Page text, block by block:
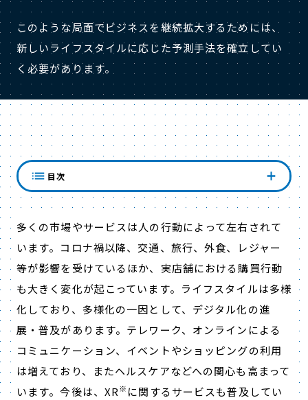
このような局面でビジネスを継続拡大するためには、
新しいライフスタイルに応じた予測手法を確立してい
く必要があります。
人の行動が市場を動かす
多くの市場やサービスは人の行動によって左右されて
います。コロナ禍以降、交通、旅行、外食、レジャー
等が影響を受けているほか、実店舗における購買行動
も大きく変化が起こっています。ライフスタイルは多様
化しており、多様化の一因として、デジタル化の進
展・普及があります。テレワーク、オンラインによる
コミュニケーション、イベントやショッピングの利用
は増えており、またヘルスケアなどへの関心も高まって
います。今後は、XR※ に関するサービスも普及してい
目次